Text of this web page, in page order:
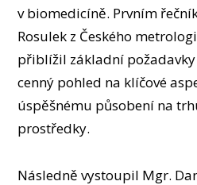
v biomedicíně. Prvním
Rosulek z Českého
přiblížil základní požadavky
cenný pohled na klíčové
úspěšnému působení na
prostředky.
Následně vystoupil Mgr.